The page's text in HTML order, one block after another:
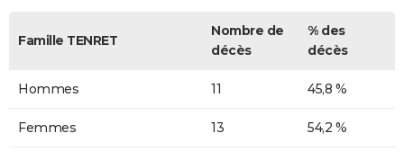
Famille TENRET
Nombre de
décès
% des
décès
Hommes 11 45,8 %
Femmes 13 54,2 %